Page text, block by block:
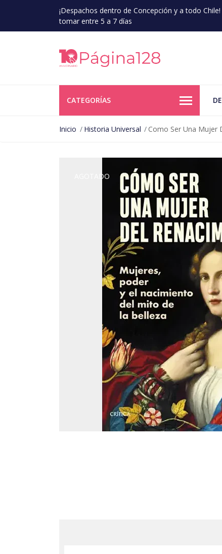
¡Despachos dentro de Concepción y a todo
tomar entre 5 a 7 días
CATEGORÍAS
Inicio Historia Universal Como Ser Una Mujer
AGOTADO